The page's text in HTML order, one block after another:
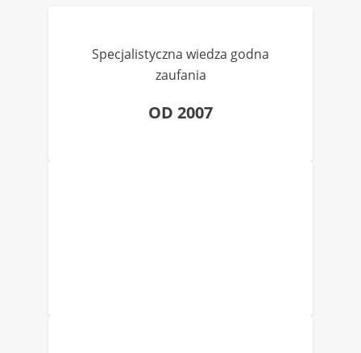
Specjalistyczna wiedza godna
zaufania
OD 2007